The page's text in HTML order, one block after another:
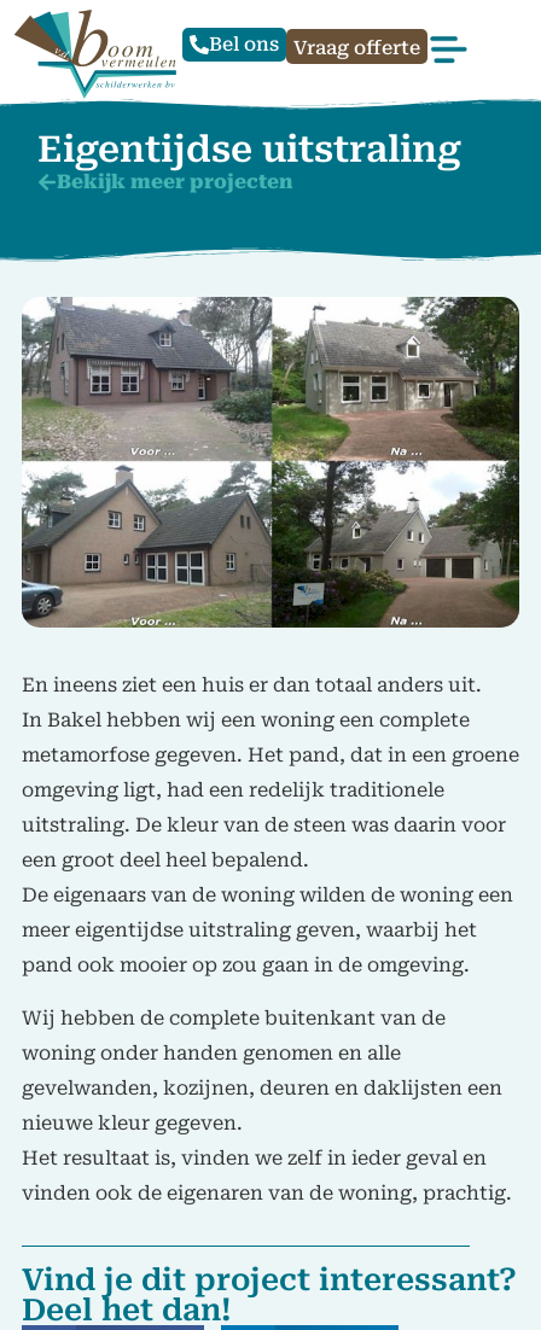
Bel ons Vraag offerte
Eigentijdse uitstraling
Bekijk meer projecten
En ineens ziet een huis er dan totaal anders uit.
In Bakel hebben wij een woning een complete
metamorfose gegeven. Het pand, dat in een groene
omgeving ligt, had een redelijk traditionele
uitstraling. De kleur van de steen was daarin voor
een groot deel heel bepalend.
De eigenaars van de woning wilden de woning een
meer eigentijdse uitstraling geven, waarbij het
pand ook mooier op zou gaan in de omgeving.
Wij hebben de complete buitenkant van de
woning onder handen genomen en alle
gevelwanden, kozijnen, deuren en daklijsten een
nieuwe kleur gegeven.
Het resultaat is, vinden we zelf in ieder geval en
vinden ook de eigenaren van de woning, prachtig.
Vind je dit project interessant?
Deel het dan!